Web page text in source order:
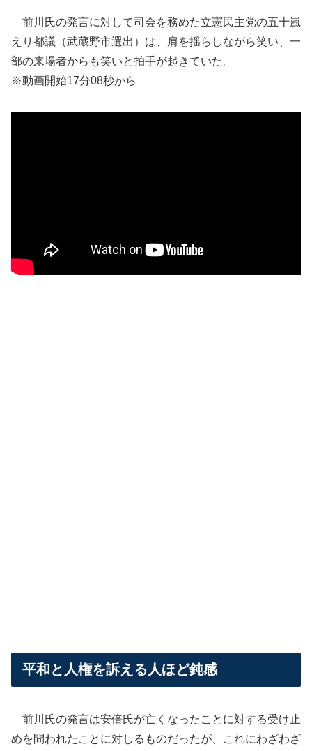
前川氏の発言に対して司会を務めた立憲民主党の五十嵐
えり都議（武蔵野市選出）は、肩を揺らしながら笑い、一
部の来場者からも笑いと拍手が起きていた。
※動画開始17分08秒から
平和と人権を訴える人ほど鈍感
前川氏の発言は安倍氏が亡くなったことに対する受け止
めを問われたことに対しるものだったが、これにわざわざ